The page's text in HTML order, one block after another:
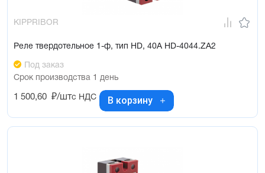
KIPPRIBOR
Реле твердотельное 1-ф, тип HD, 40А HD-4044.ZA2
Под заказ
Срок производства 1 день
1 500,60 ₽/штс НДС В корзину